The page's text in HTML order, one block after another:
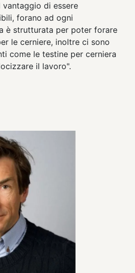
di essere
forano ad ogni
è strutturata per poter forare
le cerniere, inoltre ci sono
come le testine per cerniera
il lavoro".